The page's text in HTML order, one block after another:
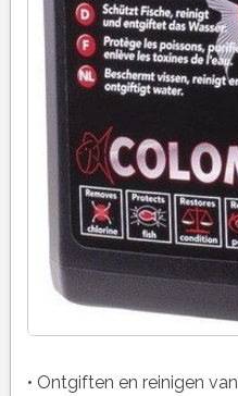
• Ontgiften en reinigen